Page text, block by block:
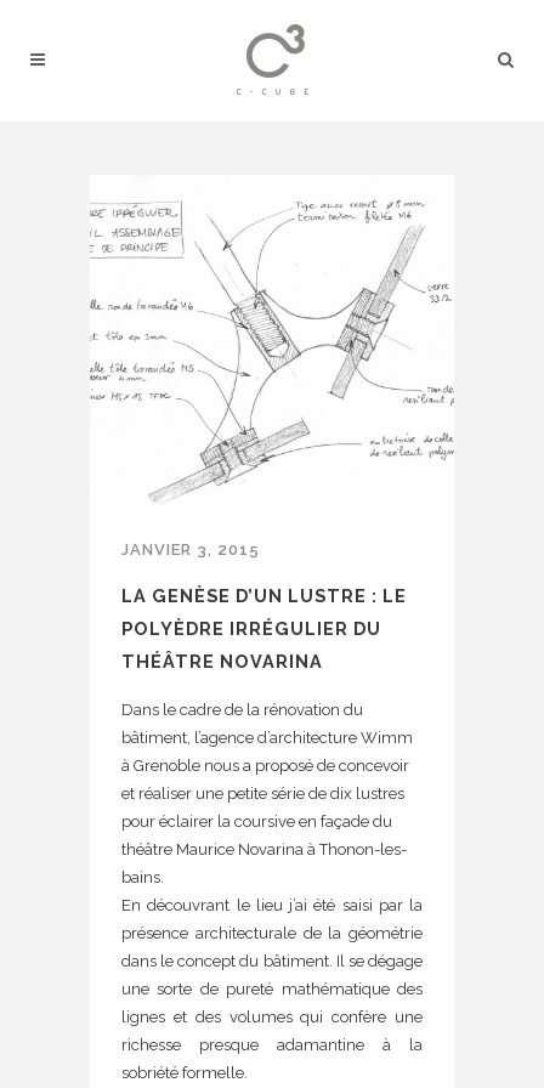
JANVIER 3, 2015
LA GENÈSE D’UN LUSTRE : LE
POLYÈDRE IRRÉGULIER DU
THÉÂTRE NOVARINA
Dans le cadre de la rénovation du
bâtiment, l’agence d’architecture Wimm
à Grenoble nous a proposé de concevoir
et réaliser une petite série de dix lustres
pour éclairer la coursive en façade du
théâtre Maurice Novarina à Thonon-les-
bains.
En découvrant le lieu j’ai été saisi par la
présence architecturale de la géométrie
dans le concept du bâtiment. Il se dégage
une sorte de pureté mathématique des
lignes et des volumes qui confère une
richesse presque adamantine à la
sobriété formelle.